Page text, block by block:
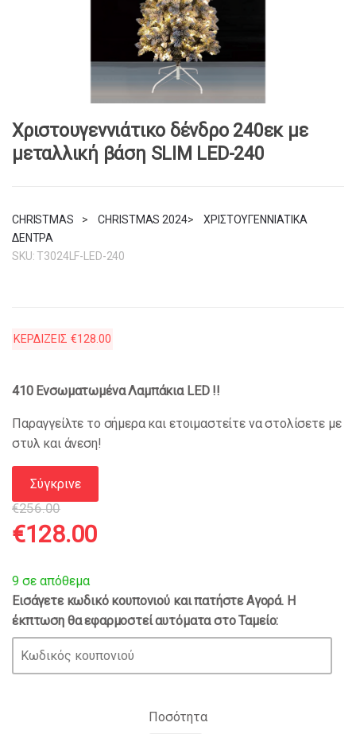
Χριστουγεννιάτικο δένδρο 240εκ με
μεταλλική βάση SLIM LED-240
CHRISTMAS > CHRISTMAS 2024>
ΧΡΙΣΤΟΥΓΕΝΝΙΑΤΙΚΑ
ΔΕΝΤΡΑ
SKU:T3024LF-LED-240
ΚΕΡΔΙΖΕΙΣ €128.00
410 Ενσωματωμένα Λαμπάκια LED !!
Παραγγείλτε το σήμερα και ετοιμαστείτε να στολίσετε με
στυλ και άνεση!
Σύγκρινε
€256.00
Original
price
was:
€256.00.
€128.00Η
τιμή
είναι:
9 σε απόθεμα
Εισάγετε κωδικό κουπονιού και πατήστε Αγορά. Η
έκπτωση θα εφαρμοστεί αυτόματα στο Ταμείο:
Ποσότητα